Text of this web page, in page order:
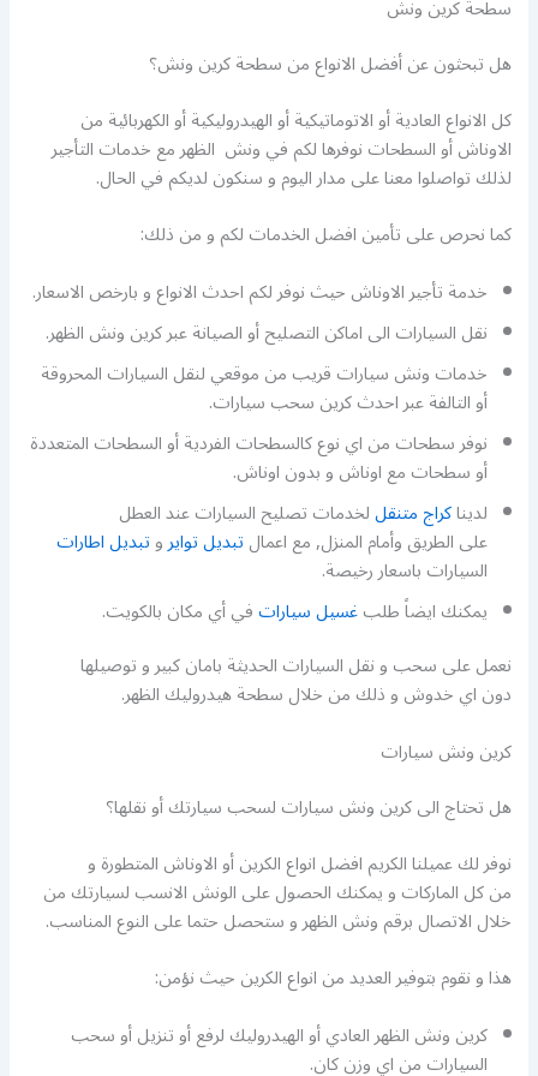
سطحة كرين ونش
هل تبحثون عن أفضل الانواع من سطحة كرين ونش؟
كل الانواع العادية أو الاتوماتيكية أو الهيدروليكية أو الكهربائية من
الاوناش أو السطحات نوفرها لكم في ونش الظهر مع خدمات التأجير
لذلك تواصلوا معنا على مدار اليوم و سنكون لديكم في الحال.
كما نحرص على تأمين افضل الخدمات لكم و من ذلك:
خدمة تأجير الاوناش حيث نوفر لكم احدث الانواع و بارخص الاسعار.
نقل السيارات الى اماكن التصليح أو الصيانة عبر كرين ونش الظهر.
خدمات ونش سيارات قريب من موقعي لنقل السيارات المحروقة
أو التالفة عبر احدث كرين سحب سيارات.
نوفر سطحات من اي نوع كالسطحات الفردية أو السطحات المتعددة
أو سطحات مع اوناش و بدون اوناش.
لديناكراج متنقللخدمات تصليح السيارات عند العطل
على الطريق وأمام المنزل, مع اعمالتبديل توايروتبديل اطارات
السيارات باسعار رخيصة.
يمكنك ايضاً طلبغسيل سياراتفي أي مكان بالكويت.
نعمل على سحب و نقل السيارات الحديثة بامان كبير و توصيلها
دون اي خدوش و ذلك من خلال سطحة هيدروليك الظهر.
كرين ونش سيارات
هل تحتاج الى كرين ونش سيارات لسحب سيارتك أو نقلها؟
نوفر لك عميلنا الكريم افضل انواع الكرين أو الاوناش المتطورة و
من كل الماركات و يمكنك الحصول على الونش الانسب لسيارتك من
خلال الاتصال برقم ونش الظهر و ستحصل حتما على النوع المناسب.
هذا و نقوم بتوفير العديد من انواع الكرين حيث نؤمن:
كرين ونش الظهر العادي أو الهيدروليك لرفع أو تنزيل أو سحب
السيارات من اي وزن كان.